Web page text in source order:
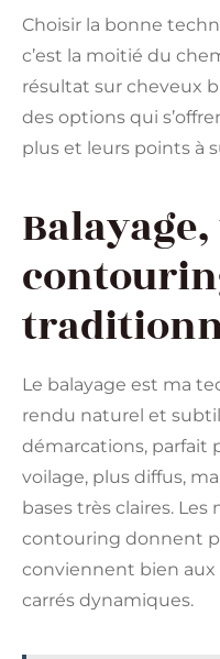
Choisir la bonne
c’est la moitié du
résultat sur cheveux
des options qui
plus et leurs points à
Le balayage est ma
rendu naturel et
démarcations, parfait
voilage, plus diffus,
bases très claires. Les
contouring donnent
conviennent bien aux
carrés dynamiques.